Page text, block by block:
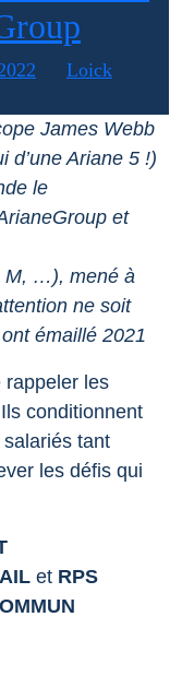
Loick
James Webb
d’une Ariane 5 !)
le
et
M, …), mené à
ne soit
émaillé 2021
rappeler les
conditionnent
salariés tant
les défis qui
et RPS